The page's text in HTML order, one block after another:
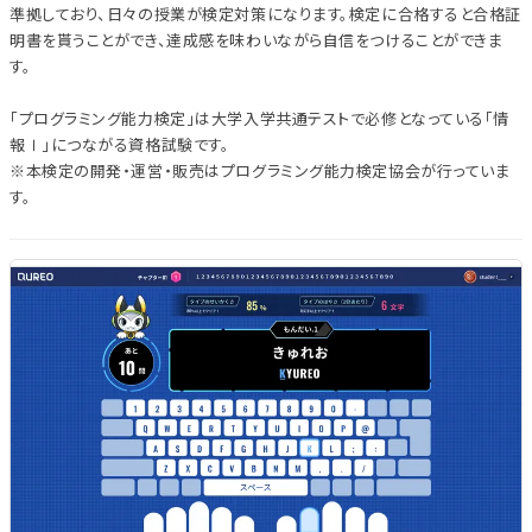
準拠しており、日々の授業が検定対策になります。検定に合格すると合格証
明書を貰うことができ、達成感を味わいながら自信をつけることができま
す。
「プログラミング能力検定」は大学入学共通テストで必修となっている「情
報Ⅰ」につながる資格試験です。
※本検定の開発・運営・販売はプログラミング能力検定協会が行っていま
す。